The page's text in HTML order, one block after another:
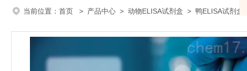
当前位置： 首页 > 产品中心 > 动物ELISA试剂盒 > 鸭ELISA试剂盒